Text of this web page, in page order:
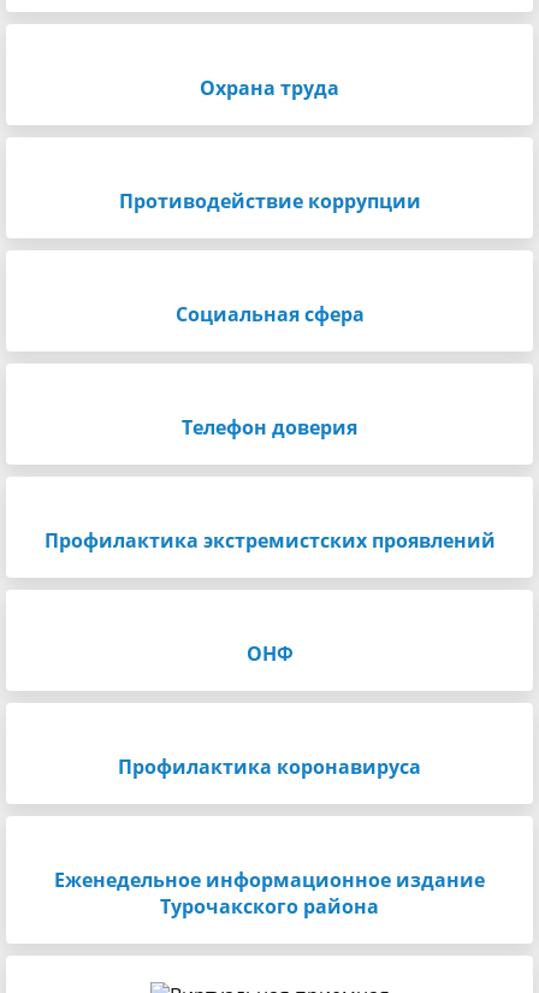
Охрана труда
Противодействие коррупции
Социальная сфера
Телефон доверия
Профилактика экстремистских проявлений
ОНФ
Профилактика коронавируса
Еженедельное информационное издание
Турочакского района